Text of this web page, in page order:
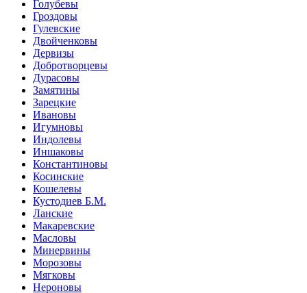
Голубевы
Гроздовы
Гулевские
Двойченковы
Дервизы
Добротворцевы
Дурасовы
Замятины
Зарецкие
Ивановы
Игумновы
Индолевы
Иншаковы
Константиновы
Косинские
Кошелевы
Кустодиев Б.М.
Ланские
Макаревские
Масловы
Минервины
Морозовы
Мягковы
Нероновы